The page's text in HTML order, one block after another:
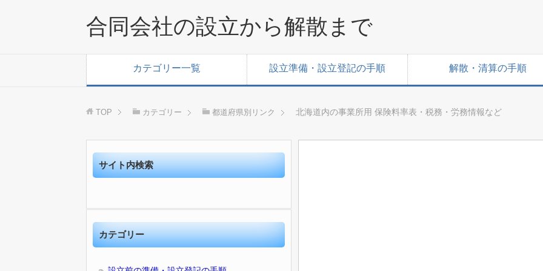
合同会社の設立から解散まで
カテゴリー一覧 設立準備・設立登記の手順 解散・清算の手順
TOP カテゴリー 都道府県別リンク 北海道内の事業所用 保険料率表・税務・労務情報など
サイト内検索
カテゴリー